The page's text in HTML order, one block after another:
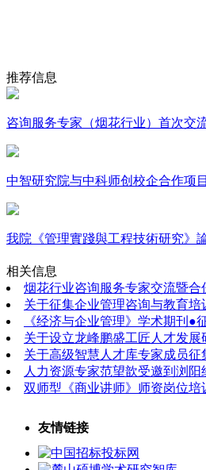
推荐信息
咨询服务专家（烟花行业）首次交
中智研究院与中科师创校企合作项
我院《管理實踐與工程技術研究》
相关信息
烟花行业咨询服务专家交流暨合
关于征集企业管理咨询与教育
《经济与企业管理》学术期刊●
关于设立龙峰鹏盛工匠人才发展
关于高级智慧人才库专家成员征
人力资源专家范望歆受邀到浏
双师型《商业讲师》师资岗位培
友情链接